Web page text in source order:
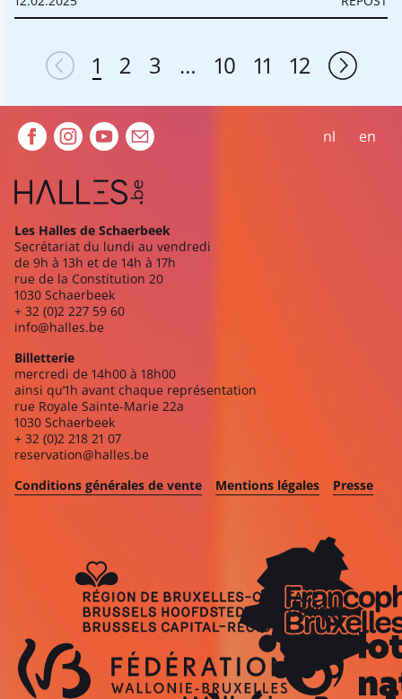
Pagination
1 2 3 ... 10 11 12
Extra navigation nl en
Les Halles de Schaerbeek
Secrétariat du lundi au vendredi
de 9h à 13h et de 14h à 17h
rue de la Constitution 20
1030 Schaerbeek
+ 32 (0)2 227 59 60
info@halles.be
Billetterie
mercredi de 14h00 à 18h00
ainsi qu’1h avant chaque représentation
rue Royale Sainte-Marie 22a
1030 Schaerbeek
+ 32 (0)2 218 21 07
reservation@halles.be
Conditions générales de vente
Mentions légales Presse